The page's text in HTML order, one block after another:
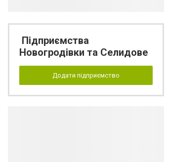
Підприємства
Новогродівки та Селидове
Додати підприємство